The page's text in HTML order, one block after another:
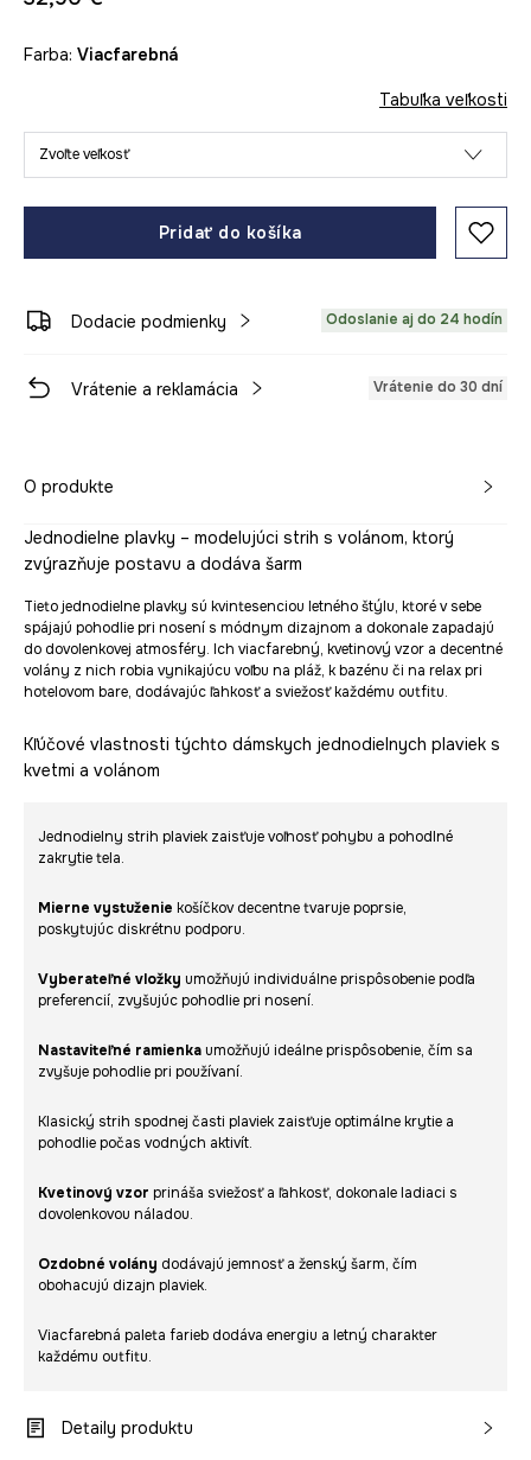
Farba: viacfarebná
Tabuľka veľkosti
Zvoľte veľkosť
Pridať do košíka
Dodacie podmienky Odoslanie aj do 24 hodín
Vrátenie a reklamácia Vrátenie do 30 dní
O produkte
Jednodielne plavky – modelujúci strih s volánom, ktorý
zvýrazňuje postavu a dodáva šarm
Tieto jednodielne plavky sú kvintesenciou letného štýlu, ktoré v sebe
spájajú pohodlie pri nosení s módnym dizajnom a dokonale zapadajú
do dovolenkovej atmosféry. Ich viacfarebný, kvetinový vzor a decentné
volány z nich robia vynikajúcu voľbu na pláž, k bazénu či na relax pri
hotelovom bare, dodávajúc ľahkosť a sviežosť každému outfitu.
Kľúčové vlastnosti týchto dámskych jednodielnych plaviek s
kvetmi a volánom
Jednodielny strih plaviek zaisťuje voľnosť pohybu a pohodlné
zakrytie tela.
Mierne vystuženie košíčkov decentne tvaruje poprsie,
poskytujúc diskrétnu podporu.
Vyberateľné vložky umožňujú individuálne prispôsobenie podľa
preferencií, zvyšujúc pohodlie pri nosení.
Nastaviteľné ramienka umožňujú ideálne prispôsobenie, čím sa
zvyšuje pohodlie pri používaní.
Klasický strih spodnej časti plaviek zaisťuje optimálne krytie a
pohodlie počas vodných aktivít.
Kvetinový vzor prináša sviežosť a ľahkosť, dokonale ladiaci s
dovolenkovou náladou.
Ozdobné volány dodávajú jemnosť a ženský šarm, čím
obohacujú dizajn plaviek.
Viacfarebná paleta farieb dodáva energiu a letný charakter
každému outfitu.
Detaily produktu